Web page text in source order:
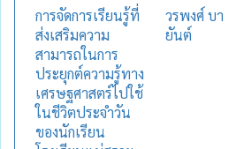
การจัดการเรียนรู้ที่
ส่งเสริมความ
สามารถในการ
ประยุกต์ความรู้ทาง
เศรษฐศาสตร์ไปใช้
ในชีวิตประจำวัน
ของนักเรียน
วรพงศ์ บา
ยันต์